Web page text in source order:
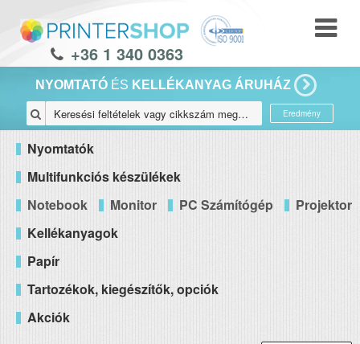
+36 1 340 0363
NYOMTATÓ ÉS KELLÉKANYAG ÁRUHÁZ
Eredmény
Nyomtatók
Multifunkciós készülékek
Notebook
Monitor PC Számítógép
Projektor
Kellékanyagok
Papír
Tartozékok, kiegészítők, opciók
Akciók